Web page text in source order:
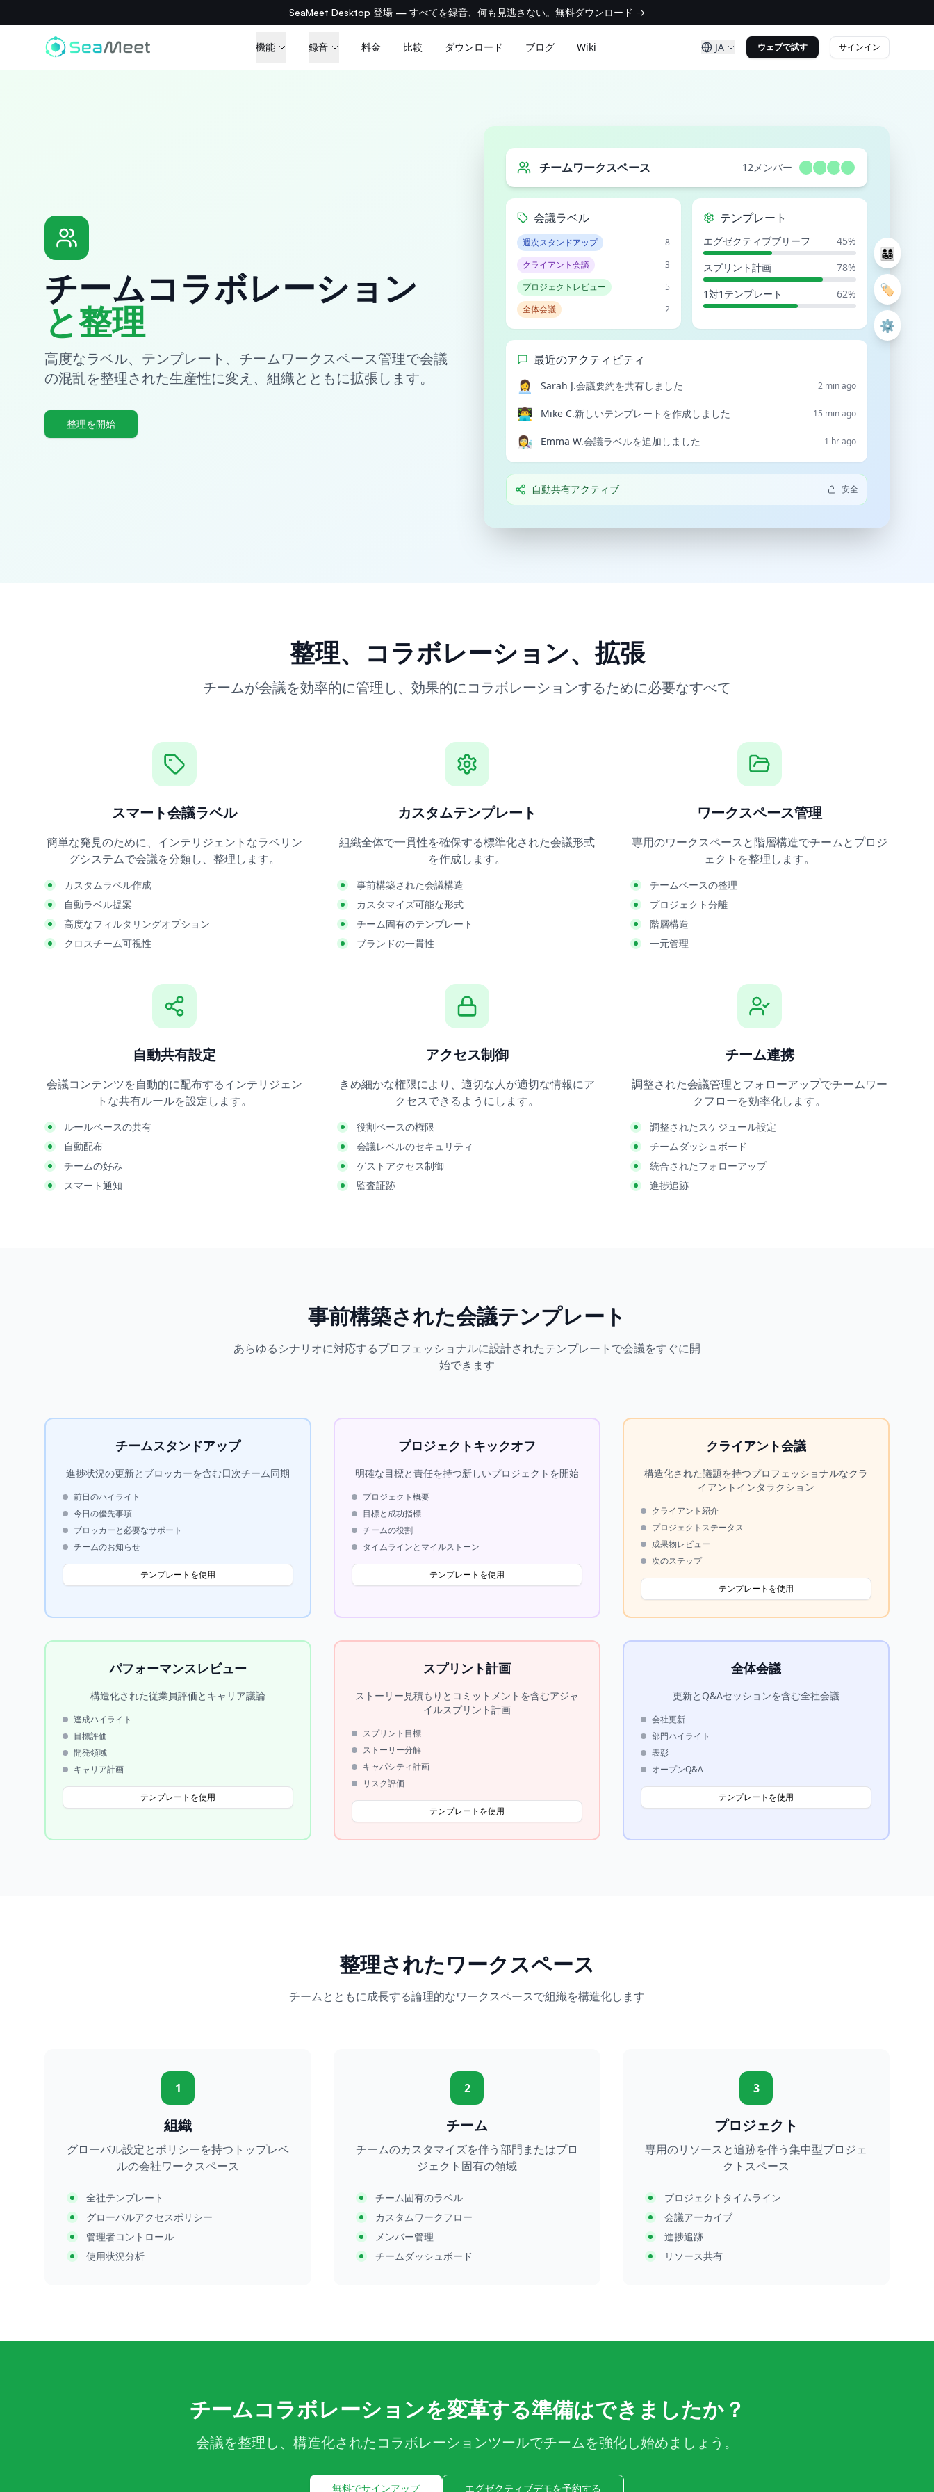
SeaMeet Desktop 登場 — すべてを録音、何も見逃さない。無料ダウンロード →
機能 録音 料金 比較 ダウンロード ブログ Wiki JA ウェブで試す サインイン
チームコラボレーション
と整理
高度なラベル、テンプレート、チームワークスペース管理で会議
の混乱を整理された生産性に変え、組織とともに拡張します。
整理を開始
チームワークスペース 12メンバー
会議ラベル
週次スタンドアップ
8
クライアント会議
3
プロジェクトレビュー
5
全体会議
2
テンプレート
エグゼクティブブリーフ
45%
スプリント計画
78%
1対1テンプレート
62%
最近のアクティビティ
👩‍💼 Sarah J.会議要約を共有しました 2 min ago
👨‍💻 Mike C.新しいテンプレートを作成しました 15 min ago
👩‍🔬 Emma W.会議ラベルを追加しました 1 hr ago
自動共有アクティブ 安全
👨‍👩‍👧‍👦
🏷️
⚙️
整理、コラボレーション、拡張
チームが会議を効率的に管理し、効果的にコラボレーションするために必要なすべて
スマート会議ラベル
簡単な発見のために、インテリジェントなラベリン
グシステムで会議を分類し、整理します。
カスタムラベル作成
自動ラベル提案
高度なフィルタリングオプション
クロスチーム可視性
カスタムテンプレート
組織全体で一貫性を確保する標準化された会議形式
を作成します。
事前構築された会議構造
カスタマイズ可能な形式
チーム固有のテンプレート
ブランドの一貫性
ワークスペース管理
専用のワークスペースと階層構造でチームとプロジ
ェクトを整理します。
チームベースの整理
プロジェクト分離
階層構造
一元管理
自動共有設定
会議コンテンツを自動的に配布するインテリジェン
トな共有ルールを設定します。
ルールベースの共有
自動配布
チームの好み
スマート通知
アクセス制御
きめ細かな権限により、適切な人が適切な情報にア
クセスできるようにします。
役割ベースの権限
会議レベルのセキュリティ
ゲストアクセス制御
監査証跡
チーム連携
調整された会議管理とフォローアップでチームワー
クフローを効率化します。
調整されたスケジュール設定
チームダッシュボード
統合されたフォローアップ
進捗追跡
事前構築された会議テンプレート
あらゆるシナリオに対応するプロフェッショナルに設計されたテンプレートで会議をすぐに開
始できます
チームスタンドアップ
進捗状況の更新とブロッカーを含む日次チーム同期
前日のハイライト
今日の優先事項
ブロッカーと必要なサポート
チームのお知らせ
テンプレートを使用
プロジェクトキックオフ
明確な目標と責任を持つ新しいプロジェクトを開始
プロジェクト概要
目標と成功指標
チームの役割
タイムラインとマイルストーン
テンプレートを使用
クライアント会議
構造化された議題を持つプロフェッショナルなクラ
イアントインタラクション
クライアント紹介
プロジェクトステータス
成果物レビュー
次のステップ
テンプレートを使用
パフォーマンスレビュー
構造化された従業員評価とキャリア議論
達成ハイライト
目標評価
開発領域
キャリア計画
テンプレートを使用
スプリント計画
ストーリー見積もりとコミットメントを含むアジャ
イルスプリント計画
スプリント目標
ストーリー分解
キャパシティ計画
リスク評価
テンプレートを使用
全体会議
更新とQ&Aセッションを含む全社会議
会社更新
部門ハイライト
表彰
オープンQ&A
テンプレートを使用
整理されたワークスペース
チームとともに成長する論理的なワークスペースで組織を構造化します
1
組織
グローバル設定とポリシーを持つトップレベ
ルの会社ワークスペース
全社テンプレート
グローバルアクセスポリシー
管理者コントロール
使用状況分析
2
チーム
チームのカスタマイズを伴う部門またはプロ
ジェクト固有の領域
チーム固有のラベル
カスタムワークフロー
メンバー管理
チームダッシュボード
3
プロジェクト
専用のリソースと追跡を伴う集中型プロジェ
クトスペース
プロジェクトタイムライン
会議アーカイブ
進捗追跡
リソース共有
チームコラボレーションを変革する準備はできましたか？
会議を整理し、構造化されたコラボレーションツールでチームを強化し始めましょう。
無料でサインアップ エグゼクティブデモを予約する